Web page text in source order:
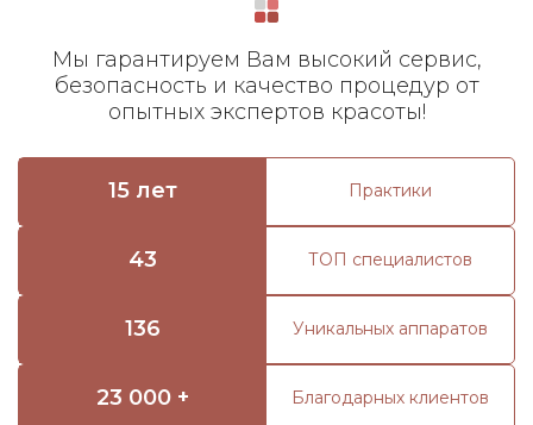
Мы гарантируем Вам высокий сервис,
безопасность и качество процедур от
опытных экспертов красоты!
15 лет Практики
43 ТОП специалистов
136 Уникальных аппаратов
23 000 + Благодарных клиентов